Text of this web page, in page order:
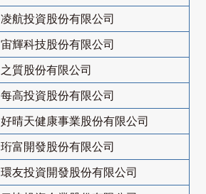
凌航投資股份有限公司
宙輝科技股份有限公司
之質股份有限公司
每高投資股份有限公司
好晴天健康事業股份有限公司
珩富開發股份有限公司
環友投資開發股份有限公司